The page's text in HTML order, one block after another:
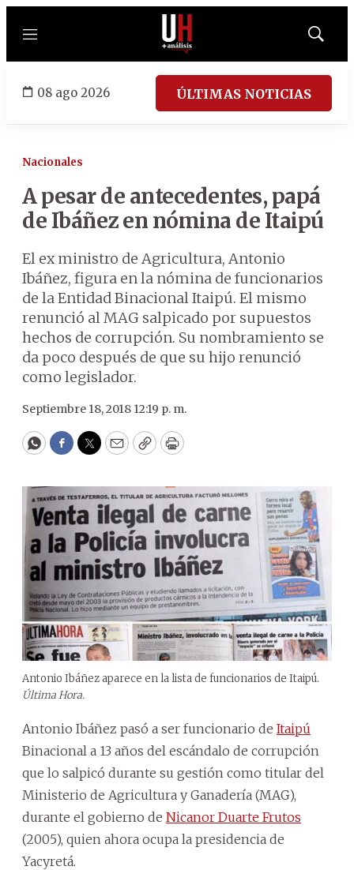
Menú
Mostrar
08 ago 2026 ÚLTIMAS NOTICIAS
Nacionales
A pesar de antecedentes, papá
de Ibáñez en nómina de Itaipú
El ex ministro de Agricultura, Antonio
Ibáñez, figura en la nómina de funcionarios
de la Entidad Binacional Itaipú. El mismo
renunció al MAG salpicado por supuestos
hechos de corrupción. Su nombramiento se
da poco después de que su hijo renunció
como legislador.
Septiembre 18, 2018 12:19 p. m.
WhatsApp
Facebook
Twitter
EmailCopyPrint
Antonio Ibáñez aparece en la lista de funcionarios de Itaipú.
Última Hora.
Antonio Ibáñez pasó a ser funcionario de Itaipú
Binacional a 13 años del escándalo de corrupción
que lo salpicó durante su gestión como titular del
Ministerio de Agricultura y Ganadería (MAG),
durante el gobierno de Nicanor Duarte Frutos
(2005), quien ahora ocupa la presidencia de
Yacyretá.